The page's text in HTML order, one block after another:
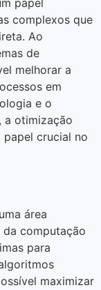
complexos que
Ao
de
melhorar a
em
e o
a otimização
papel crucial no
área
computação
para
maximizar